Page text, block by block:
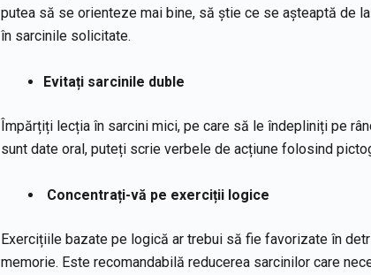
putea să se orienteze mai bine, să știe ce se așteaptă de
în sarcinile solicitate.
Evitați sarcinile duble
Împărțiți lecția în sarcini mici, pe care să le îndepliniți pe
sunt date oral, puteți scrie verbele de acțiune folosind
Concentrați-vă pe exerciții logice
Exercițiile bazate pe logică ar trebui să fie favorizate în
memorie. Este recomandabilă reducerea sarcinilor care